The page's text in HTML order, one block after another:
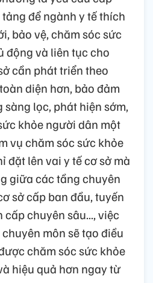
để ngành y tế thích
bảo vệ, chăm sóc sức
động và liên tục cho
cần phát triển theo
diện hơn, bảo đảm
lọc, phát hiện sớm,
khỏe người dân một
vụ chăm sóc sức khỏe
đặt lên vai y tế cơ sở mà
giữa các tầng chuyên
sở cấp ban đầu, tuyến
chuyên sâu..., việc
môn sẽ tạo điều
chăm sóc sức khỏe
hiệu quả hơn ngay từ